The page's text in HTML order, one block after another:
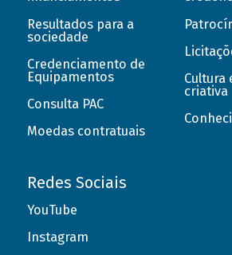
Resultados para a
sociedade
Credenciamento de
Equipamentos
Consulta PAC
Moedas contratuais
Cultura
criativa
Redes Sociais
YouTube
Instagram